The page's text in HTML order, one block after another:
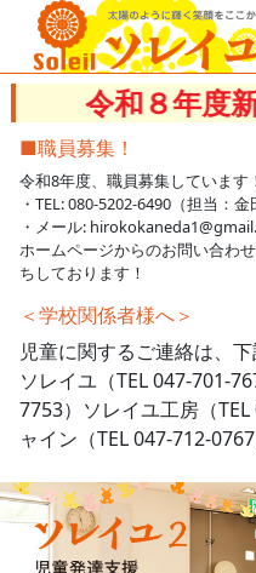
年度新規職員募集
■職員募集！
令和8年度、職員募集しています
・TEL: 080-5202-6490（担当：金
・メール:
ホームページからのお問い合わ
ちしております！
＜学校関係者様へ＞
児童に関するご連絡は、下
ソレイユ（TEL 047-701-
7753）ソレイユ工房（
ャイン（TEL 047-712-0767